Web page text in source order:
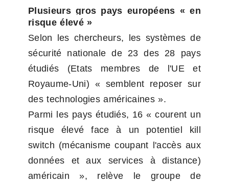
Plusieurs gros pays européens « en
risque élevé »
Selon les chercheurs, les systèmes de
sécurité nationale de 23 des 28 pays
étudiés (Etats membres de l'UE et
Royaume-Uni) « semblent reposer sur
des technologies américaines ».
Parmi les pays étudiés, 16 « courent un
risque élevé face à un potentiel kill
switch (mécanisme coupant l'accès aux
données et aux services à distance)
américain », relève le groupe de